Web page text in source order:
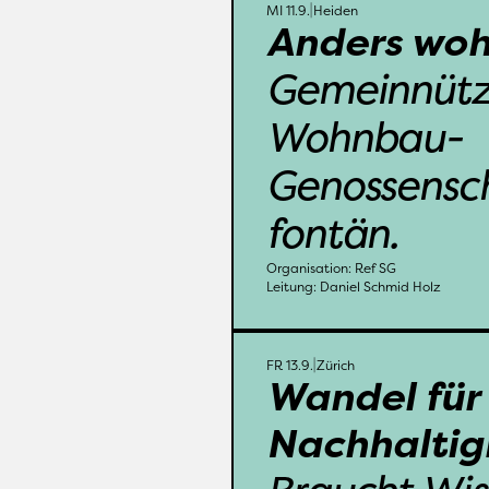
Wie wollen wir
Alter? Wieviel
Wollen wir ganz
wir eine gute
aufeinander
alleine? Was
Weitere Infos
MI 11.9. Heiden
Anders
Wohnbau-
fontän.
Organisation: Ref SG
Leitung: Daniel Schmid Holz
Veränderung in
Entwicklung steht
FR 13.9. Zürich
Wandel für